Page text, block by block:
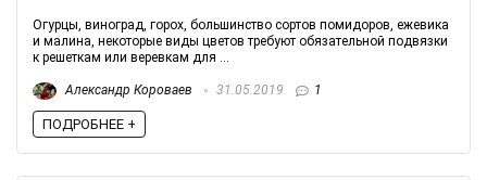
Огурцы, виноград, горох, большинство сортов помидоров, ежевика
и малина, некоторые виды цветов требуют обязательной подвязки
к решеткам или веревкам для ...
Александр Короваев 31.05.2019 1
ПОДРОБНЕЕ +